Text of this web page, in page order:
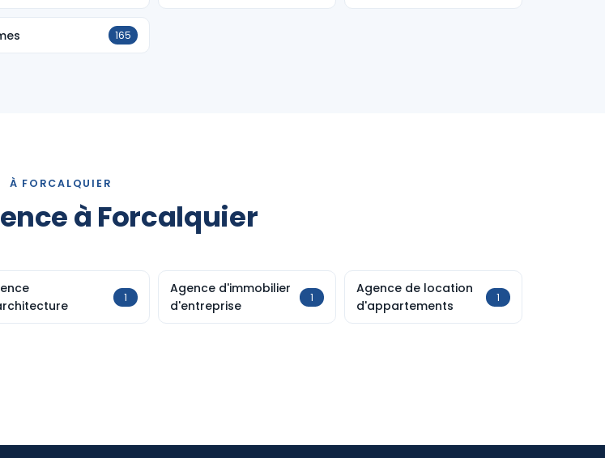
165
À FORCALQUIER
à Forcalquier
1
Agence d'immobilier
d'entreprise
1
Agence de location
d'appartements
1